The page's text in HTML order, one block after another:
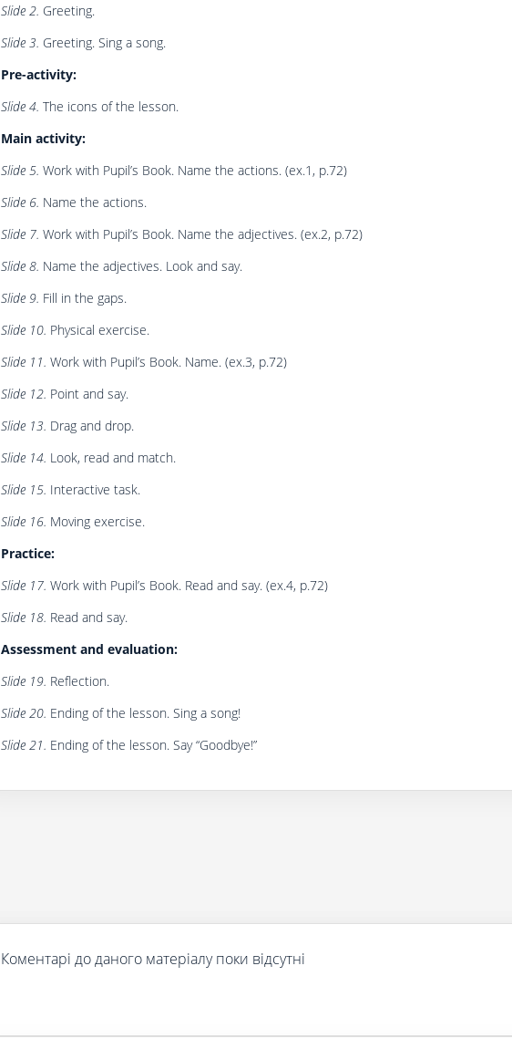
Slide 2. Greeting.
Slide 3. Greeting. Sing a song.
Pre-activity:
Slide 4. The icons of the lesson.
Main activity:
Slide 5. Work with Pupil’s Book. Name the actions. (ex.1, p.72)
Slide 6. Name the actions.
Slide 7. Work with Pupil’s Book. Name the adjectives. (ex.2, p.72)
Slide 8. Name the adjectives. Look and say.
Slide 9. Fill in the gaps.
Slide 10. Physical exercise.
Slide 11. Work with Pupil’s Book. Name. (ex.3, p.72)
Slide 12. Point and say.
Slide 13. Drag and drop.
Slide 14. Look, read and match.
Slide 15. Interactive task.
Slide 16. Moving exercise.
Practice:
Slide 17. Work with Pupil’s Book. Read and say. (ex.4, p.72)
Slide 18. Read and say.
Assessment and evaluation:
Slide 19. Reflection.
Slide 20. Ending of the lesson. Sing a song!
Slide 21. Ending of the lesson. Say “Goodbye!”
Коментарі до даного матеріалу поки відсутні